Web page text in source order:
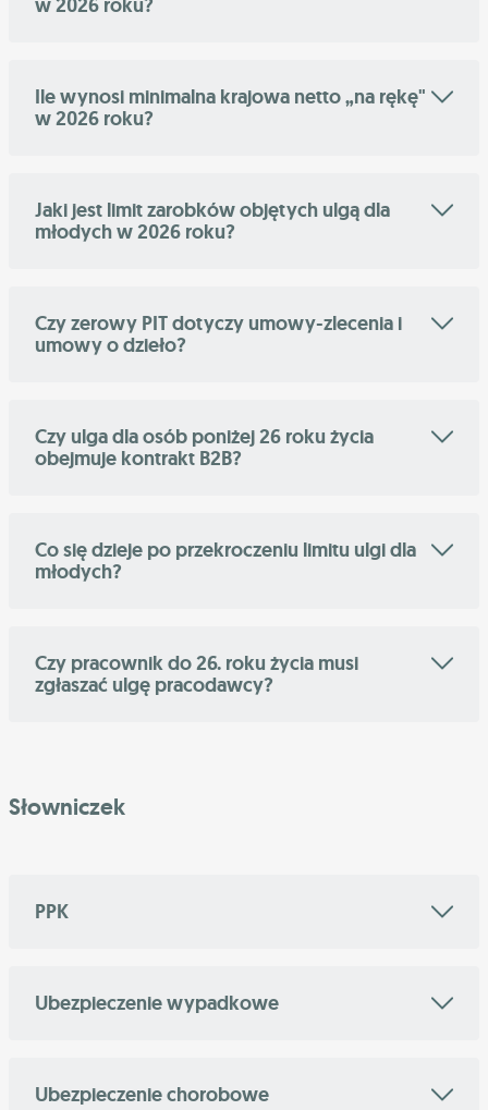
w 2026 roku?
Ile wynosi minimalna krajowa netto „na rękę"
w 2026 roku?
Jaki jest limit zarobków objętych ulgą dla
młodych w 2026 roku?
Czy zerowy PIT dotyczy umowy-zlecenia i
umowy o dzieło?
Czy ulga dla osób poniżej 26 roku życia
obejmuje kontrakt B2B?
Co się dzieje po przekroczeniu limitu ulgi dla
młodych?
Czy pracownik do 26. roku życia musi
zgłaszać ulgę pracodawcy?
Słowniczek
PPK
Ubezpieczenie wypadkowe
Ubezpieczenie chorobowe